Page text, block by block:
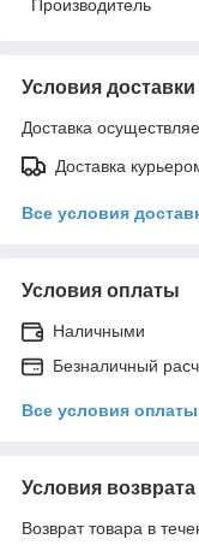
Производитель
Условия доставки
Доставка
Доставка
Все условия
Условия оплаты
Наличными
Безналичный
Все условия оплаты
Условия возврата
Возврат товара в